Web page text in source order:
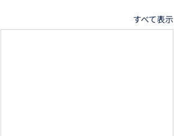
すべて表示